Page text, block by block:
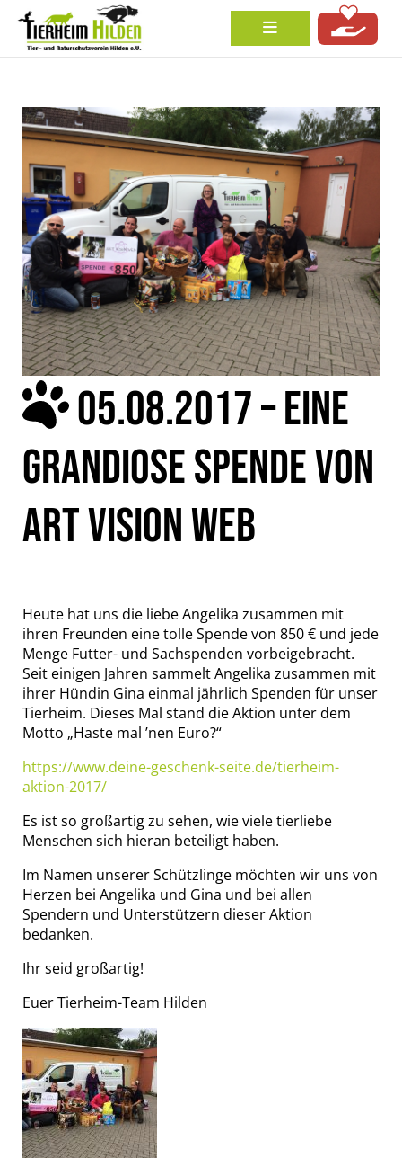
05.08.2017 – EINE
GRANDIOSE SPENDE VON
ART VISION WEB
Heute hat uns die liebe Angelika zusammen mit
ihren Freunden eine tolle Spende von 850 € und jede
Menge Futter- und Sachspenden vorbeigebracht.
Seit einigen Jahren sammelt Angelika zusammen mit
ihrer Hündin Gina einmal jährlich Spenden für unser
Tierheim. Dieses Mal stand die Aktion unter dem
Motto „Haste mal ’nen Euro?“
https://www.deine-geschenk-seite.de/tierheim-
aktion-2017/
Es ist so großartig zu sehen, wie viele tierliebe
Menschen sich hieran beteiligt haben.
Im Namen unserer Schützlinge möchten wir uns von
Herzen bei Angelika und Gina und bei allen
Spendern und Unterstützern dieser Aktion
bedanken.
Ihr seid großartig!
Euer Tierheim-Team Hilden